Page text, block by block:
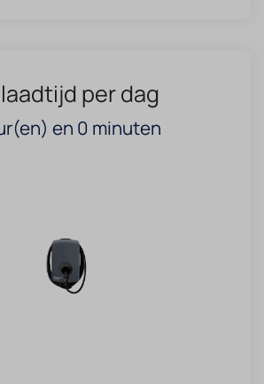
per dag
en 0 minuten